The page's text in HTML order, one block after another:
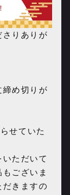
さりありが
締め切りが
せていた
ただいて
ございま
きますの